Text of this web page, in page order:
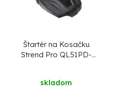
Štartér na Kosačku
Strend Pro QL51PD-
skladom